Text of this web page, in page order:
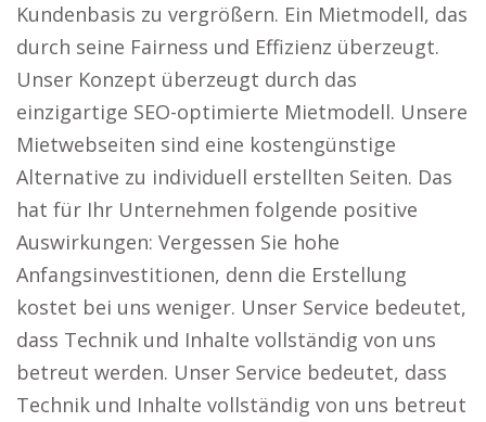
Kundenbasis zu vergrößern. Ein Mietmodell, das
durch seine Fairness und Effizienz überzeugt.
Unser Konzept überzeugt durch das
einzigartige SEO-optimierte Mietmodell. Unsere
Mietwebseiten sind eine kostengünstige
Alternative zu individuell erstellten Seiten. Das
hat für Ihr Unternehmen folgende positive
Auswirkungen: Vergessen Sie hohe
Anfangsinvestitionen, denn die Erstellung
kostet bei uns weniger. Unser Service bedeutet,
dass Technik und Inhalte vollständig von uns
betreut werden. Unser Service bedeutet, dass
Technik und Inhalte vollständig von uns betreut